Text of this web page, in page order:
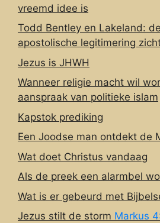
vreemd idee is
Todd Bentley en Lakeland:
apostolische legitimering
Jezus is JHWH
Wanneer religie macht wil
aanspraak van politieke islam
Kapstok prediking
Een Joodse man ontdekt de
Wat doet Christus vandaag
Als de preek een alarmbel
Wat is er gebeurd met
Jezus stilt de storm Markus